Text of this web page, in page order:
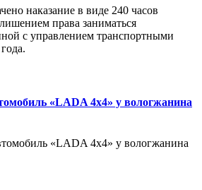
наказание в виде 240 часов
права заниматься
с управлением транспортными
«LADA 4х4» у вологжанина